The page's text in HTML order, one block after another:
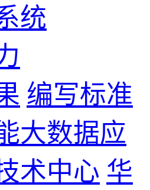
统
编写标准
大数据应
术中心 华